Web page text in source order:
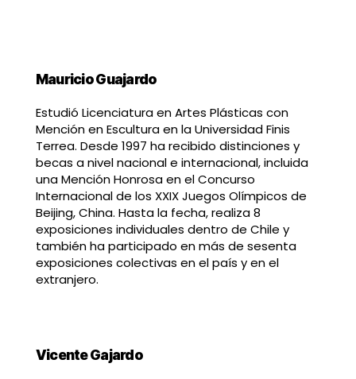
Mauricio Guajardo
Estudió Licenciatura en Artes Plásticas con
Mención en Escultura en la Universidad Finis
Terrea. Desde 1997 ha recibido distinciones y
becas a nivel nacional e internacional, incluida
una Mención Honrosa en el Concurso
Internacional de los XXIX Juegos Olímpicos de
Beijing, China. Hasta la fecha, realiza 8
exposiciones individuales dentro de Chile y
también ha participado en más de sesenta
exposiciones colectivas en el país y en el
extranjero.
Vicente Gajardo